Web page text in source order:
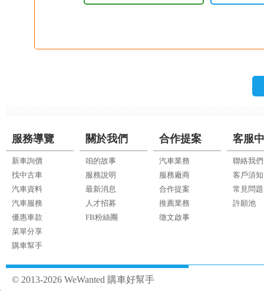
服務導覽
新車詢價
找中古車
汽車資料
汽車服務
優惠車款
菜單分享
購車幫手
關於我們
咱的故事
服務說明
最新消息
人才招募
FB粉絲團
合作提案
汽車業務
服務廠商
合作提案
推薦業務
徵文啟事
客服
聯絡我們
客戶須知
常見問題
許願池
© 2013-2026 WeWanted 購車好幫手